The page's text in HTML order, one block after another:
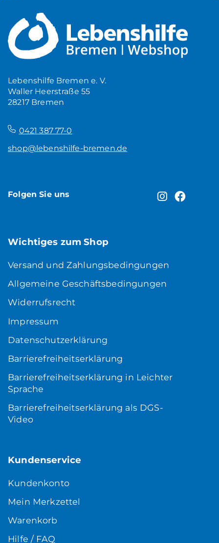
Mehr Ruhe zuhause
5,00€
Lebenshilfe Bremen e. V.
Waller Heerstraße 55
28217 Bremen
0421 387 77-0
shop@lebenshilfe-bremen.de
Folgen Sie uns
Wichtiges zum Shop
Versand und Zahlungsbedingungen
Allgemeine Geschäftsbedingungen
Widerrufsrecht
Impressum
Datenschutzerklärung
Barrierefreiheitserklärung
Barrierefreiheitserklärung in Leichter
Sprache
Barrierefreiheitserklärung als DGS-
Video
Kundenservice
Kundenkonto
Mein Merkzettel
Warenkorb
Hilfe / FAQ